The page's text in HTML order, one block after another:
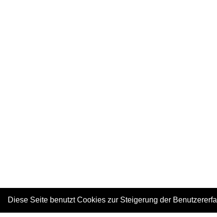
Diese Seite benutzt Cookies zur Steigerung der